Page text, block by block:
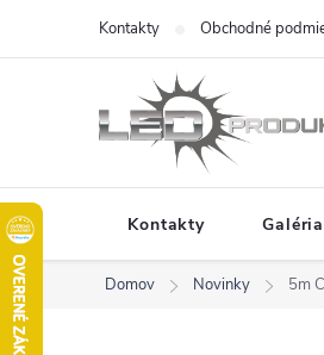
obsah
Kontakty Obchodné
Kontakty Galéria
Domov Novinky 5m